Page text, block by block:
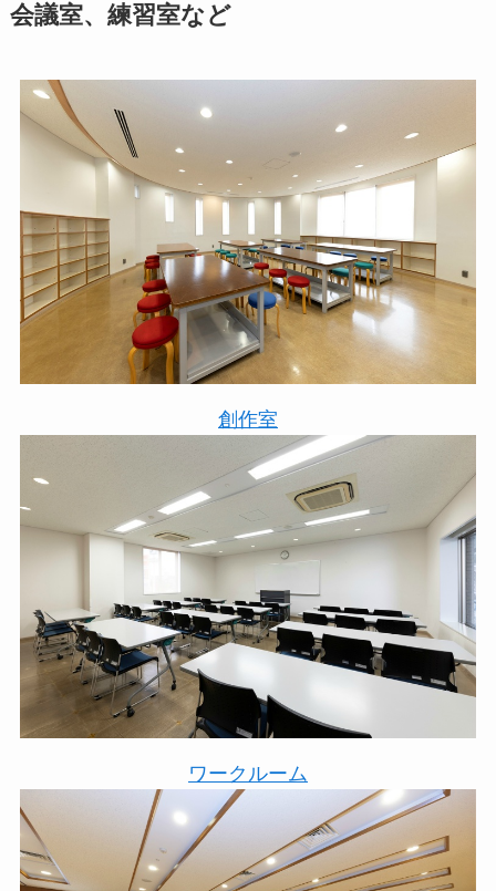
会議室、練習室など
創作室
ワークルーム